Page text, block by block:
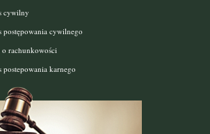
cywilny
postępowania cywilnego
o rachunkowości
postepowania karnego